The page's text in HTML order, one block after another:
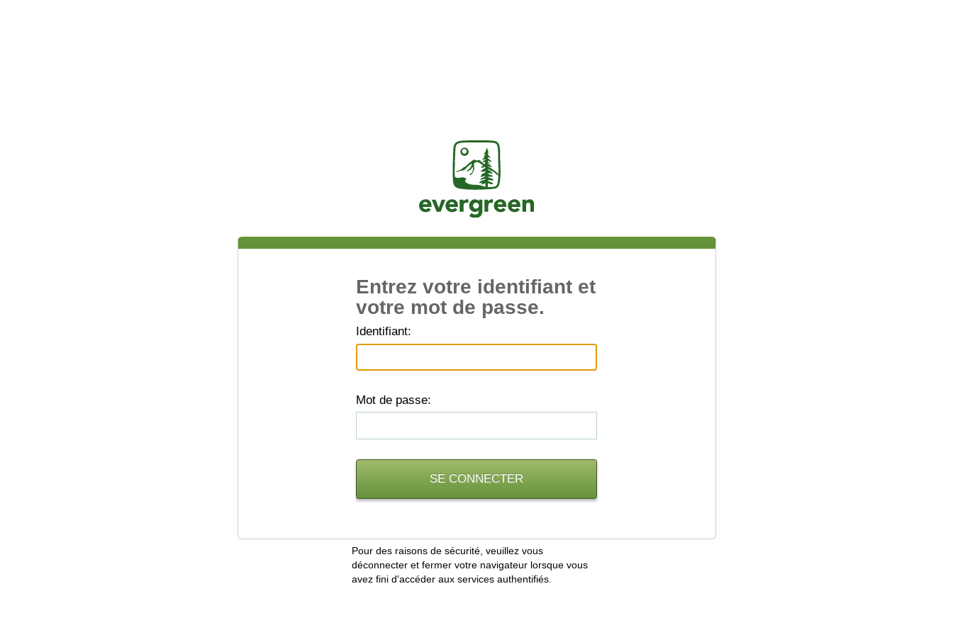
Jasig
Entrez votre identifiant et
votre mot de passe.
dentifiant:
Mot de passe:
Pour des raisons de sécurité, veuillez vous
déconnecter et fermer votre navigateur lorsque vous
avez fini d'accéder aux services authentifiés.